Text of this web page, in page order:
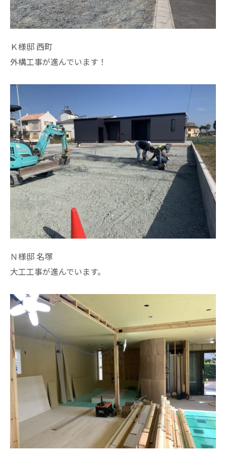
Ｋ様邸 西町
外構工事が進んでいます！
Ｎ様邸 名塚
大工工事が進んでいます。